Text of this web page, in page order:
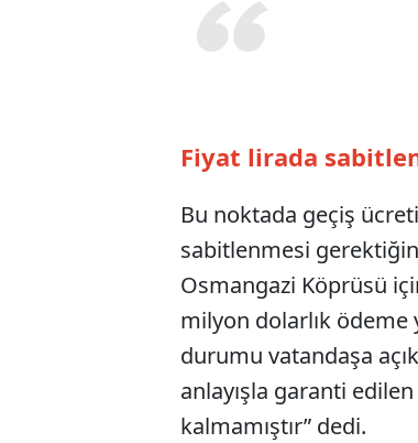
Fiyat lirada
Bu noktada geçiş
sabitlenmesi
Osmangazi Köprüsü
milyon dolarlık ödeme
durumu vatandaşa
anlayışla garanti edilen
kalmamıştır” dedi.